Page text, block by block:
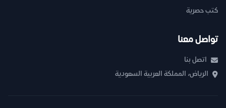
كتب حصرية
تواصل معنا
اتصل بنا
الرياض، المملكة العربية السعودية